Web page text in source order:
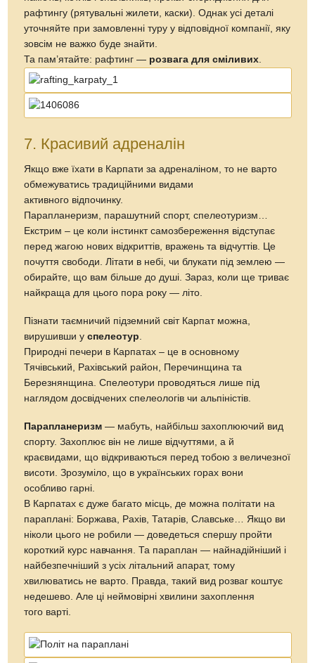
рафтингу (рятувальні жилети, каски). Однак усі деталі
уточняйте при замовленні туру у відповідної компанії, яку
зовсім не важко буде знайти.
Та пам’ятайте: рафтинг — розвага для сміливих
7. Красивий адреналін
Якщо вже їхати в Карпати за адреналіном, то не варто
обмежуватись традиційними видами
активного відпочинку.
Парапланеризм, парашутний спорт, спелеотуризм…
Екстрим – це коли інстинкт самозбереження відступає
перед жагою нових відкриттів, вражень та відчуттів. Це
почуття свободи. Літати в небі, чи блукати під землею —
обирайте, що вам більше до душі. Зараз, коли ще триває
найкраща для цього пора року — літо.
Пізнати таємничий підземний світ Карпат можна,
вирушивши успелеотур
Природні печери в Карпатах – це в основному
Тячівський, Рахівський район, Перечинщина та
Березнянщина. Спелеотури проводяться лише під
наглядом досвідчених спелеологів чи альпіністів.
Парапланеризм — мабуть, найбільш захоплюючий вид
спорту. Захоплює він не лише відчуттями, а й
краєвидами, що відкриваються перед тобою з величезної
висоти. Зрозуміло, що в українських горах вони
особливо гарні.
В Карпатах є дуже багато місць, де можна політати на
параплані: Боржава, Рахів, Татарів, Славське… Якщо ви
ніколи цього не робили — доведеться спершу пройти
короткий курс навчання. Та параплан — найнадійніший і
найбезпечніший з усіх літальний апарат, тому
хвилюватись не варто. Правда, такий вид розваг коштує
недешево. Але ці неймовірні хвилини захоплення
того варті.